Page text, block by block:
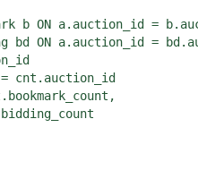
b ON a.auction_id =
bd ON a.auction_id =
cnt.auction_id